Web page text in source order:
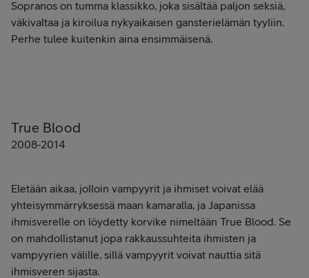
Sopranos on tumma klassikko, joka sisältää paljon seksiä,
väkivaltaa ja kiroilua nykyaikaisen gansterielämän tyyliin.
Perhe tulee kuitenkin aina ensimmäisenä.
True Blood
2008-2014
Eletään aikaa, jolloin vampyyrit ja ihmiset voivat elää
yhteisymmärryksessä maan kamaralla, ja Japanissa
ihmisverelle on löydetty korvike nimeltään True Blood. Se
on mahdollistanut jopa rakkaussuhteita ihmisten ja
vampyyrien välille, sillä vampyyrit voivat nauttia sitä
ihmisveren sijasta.